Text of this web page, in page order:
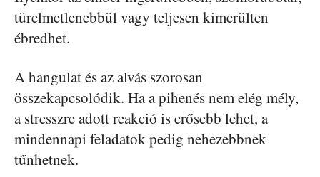
türelmetlenebbül vagy teljesen kimerülten
ébredhet.
A hangulat és az alvás szorosan
összekapcsolódik. Ha a pihenés nem elég mély,
a stresszre adott reakció is erősebb lehet, a
mindennapi feladatok pedig nehezebbnek
tűnhetnek.